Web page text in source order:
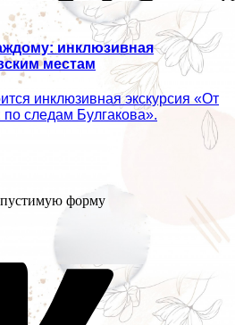
инклюзивная
местам
инклюзивная экскурсия «От
следам Булгакова».
форму